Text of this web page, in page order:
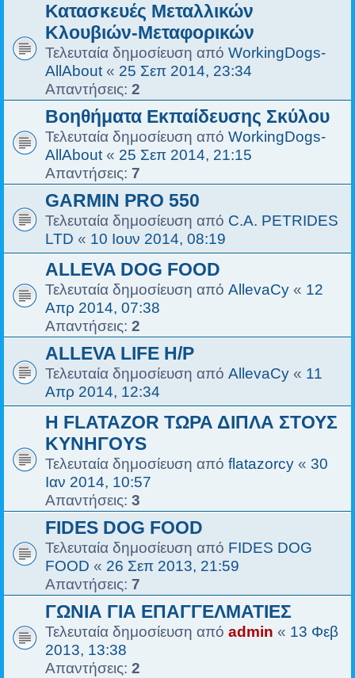
Κατασκευές Μεταλλικών
Κλουβιών-Μεταφορικών
Τελευταία δημοσίευση από WorkingDogs-
AllAbout« 25 Σεπ 2014, 23:34
Απαντήσεις: 2
Βοηθήματα Εκπαίδευσης Σκύλου
Τελευταία δημοσίευση από WorkingDogs-
AllAbout« 25 Σεπ 2014, 21:15
Απαντήσεις: 7
GARMIN PRO 550
Τελευταία δημοσίευση από C.A. PETRIDES
LTD « 10 Ιουν 2014, 08:19
ALLEVA DOG FOOD
Τελευταία δημοσίευση από AllevaCy « 12
Απρ 2014, 07:38
Απαντήσεις: 2
ALLEVA LIFE H/P
Τελευταία δημοσίευση από AllevaCy « 11
Απρ 2014, 12:34
H FLATAZOR ΤΩΡΑ ΔΙΠΛΑ ΣΤΟΥΣ
ΚΥΝΗΓΟYS
Τελευταία δημοσίευση από flatazorcy « 30
Ιαν 2014, 10:57
Απαντήσεις: 3
FIDES DOG FOOD
Τελευταία δημοσίευση από FIDES DOG
FOOD « 26 Σεπ 2013, 21:59
Απαντήσεις: 7
ΓΩΝΙΑ ΓΙΑ ΕΠΑΓΓΕΛΜΑΤΙΕΣ
Τελευταία δημοσίευση από admin « 13 Φεβ
2013, 13:38
Απαντήσεις: 2